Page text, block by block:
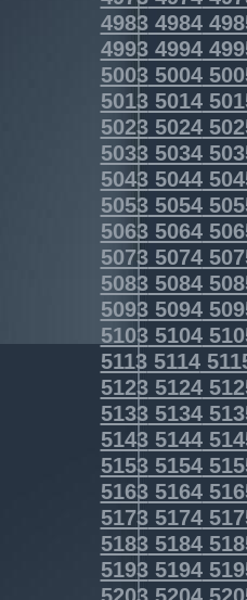
49834984
49934994
50035004
50135014
50235024
50335034
50435044
50535054
50635064
50735074
50835084
50935094
51035104
51135114
51235124
51335134
51435144
51535154
51635164
51735174
51835184
51935194